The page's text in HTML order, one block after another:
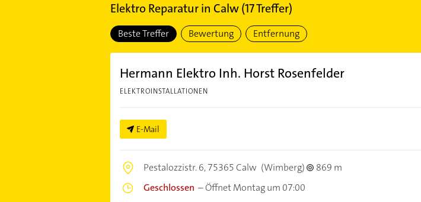
Elektro Reparaturin Calw(17Treffer)
Beste Treffer Bewertung Entfernung
Hermann Elektro Inh. Horst Rosenfelder
ELEKTROINSTALLATIONEN
E-Mail
Pestalozzistr. 6,75365 Calw (Wimberg)
869 m
Geschlossen –Öffnet Montag um 07:00